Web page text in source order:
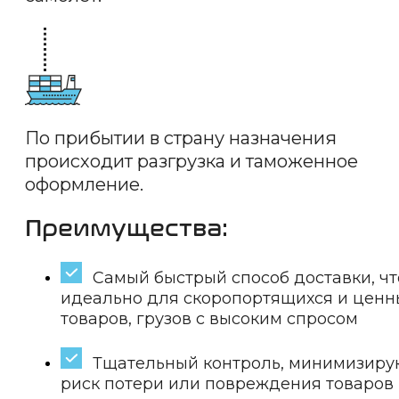
По прибытии в страну назначения
происходит разгрузка и таможенное
оформление.
Преимущества:
Самый быстрый способ доставки,
идеально для скоропортящихся и
товаров, грузов с высоким спросом
Тщательный контроль,
риск потери или повреждения товаров